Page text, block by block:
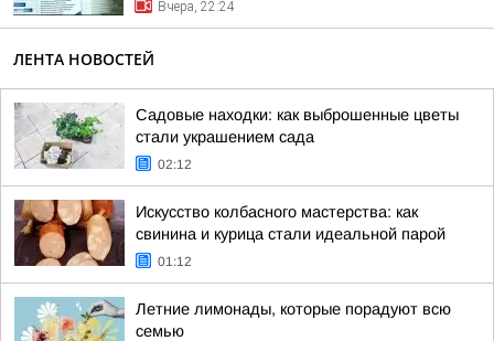
Вчера, 22:24
ЛЕНТА НОВОСТЕЙ
Садовые находки: как выброшенные цветы
стали украшением сада
02:12
Искусство колбасного мастерства: как
свинина и курица стали идеальной парой
01:12
Летние лимонады, которые порадуют всю
семью